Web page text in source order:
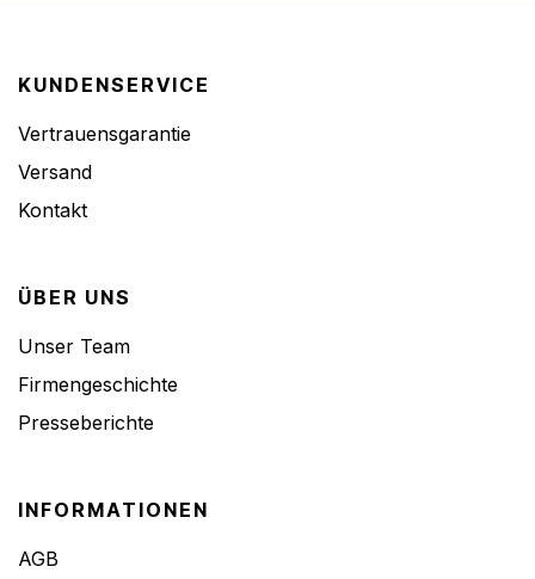
KUNDENSERVICE
Vertrauensgarantie
Versand
Kontakt
ÜBER UNS
Unser Team
Firmengeschichte
Presseberichte
INFORMATIONEN
AGB